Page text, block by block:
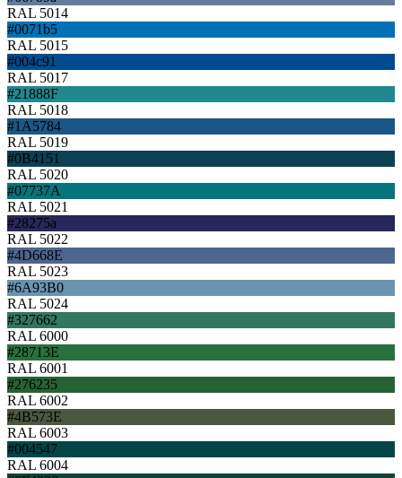
RAL 5014
#0071b5
RAL 5015
#004c91
RAL 5017
#21888F
RAL 5018
#1A5784
RAL 5019
#0B4151
RAL 5020
#07737A
RAL 5021
#28275a
RAL 5022
#4D668E
RAL 5023
#6A93B0
RAL 5024
#327662
RAL 6000
#28713E
RAL 6001
#276235
RAL 6002
#4B573E
RAL 6003
#004547
RAL 6004